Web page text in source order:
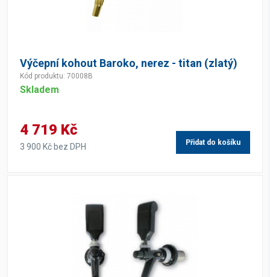
Výčepní kohout Baroko, nerez - titan (zlatý)
Kód produktu: 70008B
Skladem
4 719 Kč
3 900 Kč bez DPH Přidat do košíku